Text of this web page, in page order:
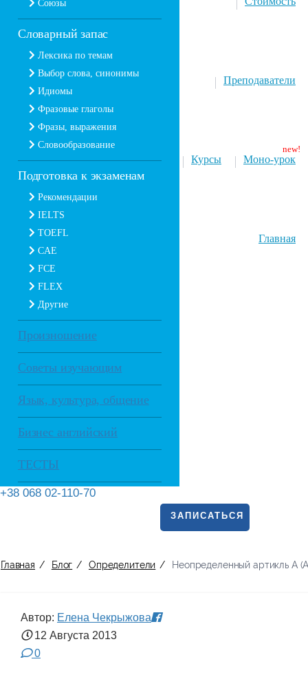
Союзы
Словарный запас
Лексика по темам
Выбор слова, синонимы
Идиомы
Фразовые глаголы
Фразы, выражения
Словообразование
Подготовка к экзаменам
Рекомендации
IELTS
TOEFL
CAE
FCE
FLEX
Другие
Произношение
Советы изучающим
Язык, культура, общение
Бизнес английский
ТЕСТЫ
Преподаватели
Моно-урок
Курсы
Главная
+38 068 02-110-70
ЗАПИСАТЬСЯ
Главная / Блог / Определители / Неопределенный артикль А
Автор: Елена Чекрыжова
12 Августа 2013
0